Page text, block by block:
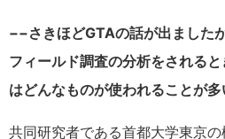
−−さきほどGTAの話が出ました
フィールド調査の分析をされる
はどんなものが使われることが
共同研究者である首都大学東京